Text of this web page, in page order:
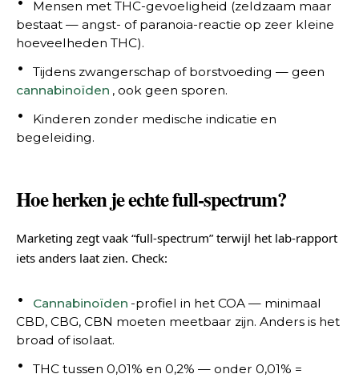
Mensen met THC-gevoeligheid (zeldzaam maar
bestaat — angst- of paranoia-reactie op zeer kleine
hoeveelheden THC).
Tijdens zwangerschap of borstvoeding — geen
cannabinoïden , ook geen sporen.
Kinderen zonder medische indicatie en
begeleiding.
Hoe herken je echte full-spectrum?
Marketing zegt vaak “full-spectrum” terwijl het lab-rapport
iets anders laat zien. Check:
Cannabinoïden -profiel in het COA — minimaal
CBD, CBG, CBN moeten meetbaar zijn. Anders is het
broad of isolaat.
THC tussen 0,01% en 0,2% — onder 0,01% =